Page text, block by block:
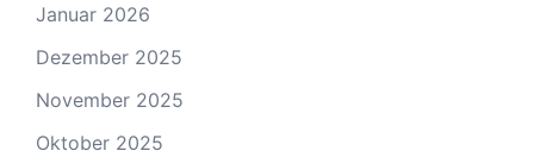
Januar 2026
Dezember 2025
November 2025
Oktober 2025